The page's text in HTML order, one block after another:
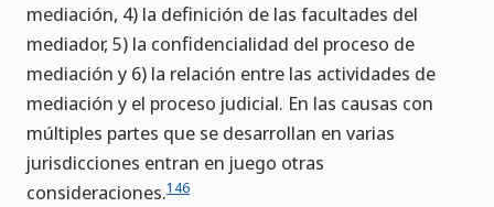
mediación, 4) la definición de las facultades del
mediador, 5) la confidencialidad del proceso de
mediación y 6) la relación entre las actividades de
mediación y el proceso judicial. En las causas con
múltiples partes que se desarrollan en varias
jurisdicciones entran en juego otras
consideraciones.146